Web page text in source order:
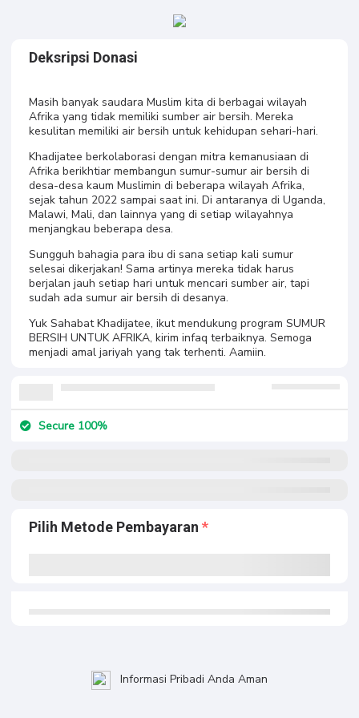
Deksripsi Donasi
Masih banyak saudara Muslim kita di berbagai wilayah
Afrika yang tidak memiliki sumber air bersih. Mereka
kesulitan memiliki air bersih untuk kehidupan sehari-hari.
Khadijatee berkolaborasi dengan mitra kemanusiaan di
Afrika berikhtiar membangun sumur-sumur air bersih di
desa-desa kaum Muslimin di beberapa wilayah Afrika,
sejak tahun 2022 sampai saat ini. Di antaranya di Uganda,
Malawi, Mali, dan lainnya yang di setiap wilayahnya
menjangkau beberapa desa.
Sungguh bahagia para ibu di sana setiap kali sumur
selesai dikerjakan! Sama artinya mereka tidak harus
berjalan jauh setiap hari untuk mencari sumber air, tapi
sudah ada sumur air bersih di desanya.
Yuk Sahabat Khadijatee, ikut mendukung program SUMUR
BERSIH UNTUK AFRIKA, kirim infaq terbaiknya. Semoga
menjadi amal jariyah yang tak terhenti. Aamiin.
Secure 100%
Pilih Metode Pembayaran
Informasi Pribadi Anda Aman